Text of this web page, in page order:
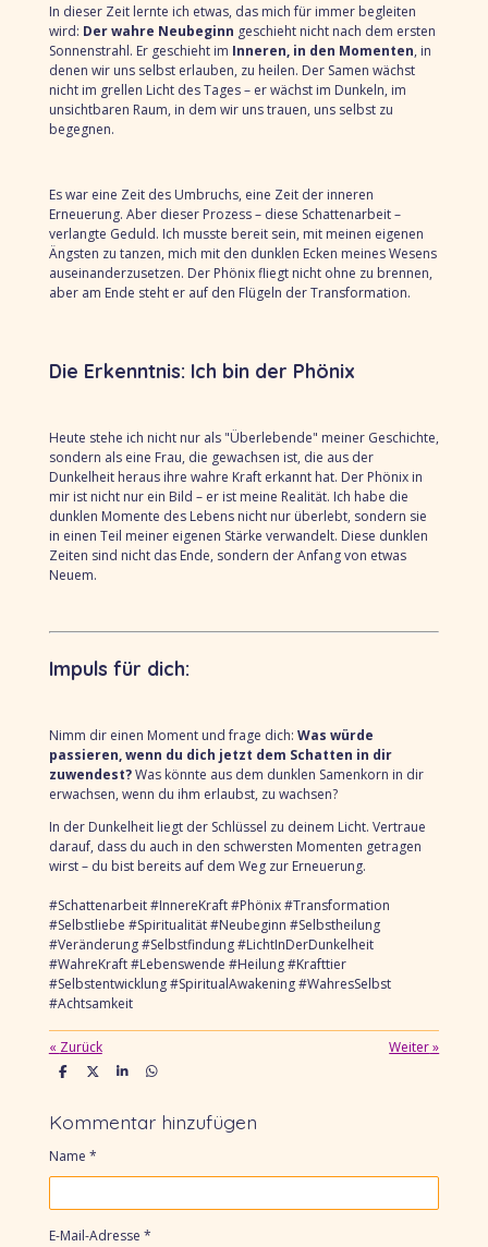
In dieser Zeit lernte ich etwas, das mich für immer begleiten
wird: Der wahre Neubeginn geschieht nicht nach dem ersten
Sonnenstrahl. Er geschieht im Inneren, in den Momenten, in
denen wir uns selbst erlauben, zu heilen. Der Samen wächst
nicht im grellen Licht des Tages – er wächst im Dunkeln, im
unsichtbaren Raum, in dem wir uns trauen, uns selbst zu
begegnen.
Es war eine Zeit des Umbruchs, eine Zeit der inneren
Erneuerung. Aber dieser Prozess – diese Schattenarbeit –
verlangte Geduld. Ich musste bereit sein, mit meinen eigenen
Ängsten zu tanzen, mich mit den dunklen Ecken meines Wesens
auseinanderzusetzen. Der Phönix fliegt nicht ohne zu brennen,
aber am Ende steht er auf den Flügeln der Transformation.
Die Erkenntnis: Ich bin der Phönix
Heute stehe ich nicht nur als "Überlebende" meiner Geschichte,
sondern als eine Frau, die gewachsen ist, die aus der
Dunkelheit heraus ihre wahre Kraft erkannt hat. Der Phönix in
mir ist nicht nur ein Bild – er ist meine Realität. Ich habe die
dunklen Momente des Lebens nicht nur überlebt, sondern sie
in einen Teil meiner eigenen Stärke verwandelt. Diese dunklen
Zeiten sind nicht das Ende, sondern der Anfang von etwas
Neuem.
Impuls für dich:
Nimm dir einen Moment und frage dich: Was würde
passieren, wenn du dich jetzt dem Schatten in dir
zuwendest?Was könnte aus dem dunklen Samenkorn in dir
erwachsen, wenn du ihm erlaubst, zu wachsen?
In der Dunkelheit liegt der Schlüssel zu deinem Licht. Vertraue
darauf, dass du auch in den schwersten Momenten getragen
wirst – du bist bereits auf dem Weg zur Erneuerung.
#Schattenarbeit #InnereKraft #Phönix #Transformation
#Selbstliebe #Spiritualität #Neubeginn #Selbstheilung
#Veränderung #Selbstfindung #LichtInDerDunkelheit
#WahreKraft #Lebenswende #Heilung #Krafttier
#Selbstentwicklung #SpiritualAwakening #WahresSelbst
#Achtsamkeit
« Zurück Weiter»
T
e
T
e
T
e
T
e
Kommentar hinzufügen
Name *
E-Mail-Adresse *